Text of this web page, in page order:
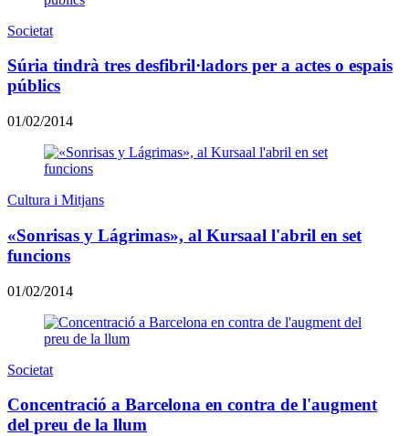
Societat
Súria tindrà tres desfibril·ladors per a actes o espais
públics
01/02/2014
Cultura i Mitjans
«Sonrisas y Lágrimas», al Kursaal l'abril en set
funcions
01/02/2014
Societat
Concentració a Barcelona en contra de l'augment
del preu de la llum